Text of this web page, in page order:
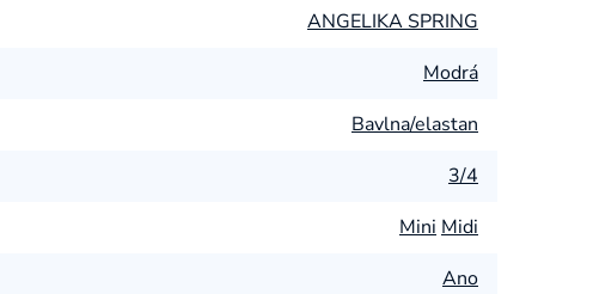
ANGELIKA SPRING
Modrá
Bavlna/elastan
3/4
Mini Midi
Ano